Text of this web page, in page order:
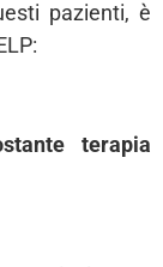
pazienti, è
terapia